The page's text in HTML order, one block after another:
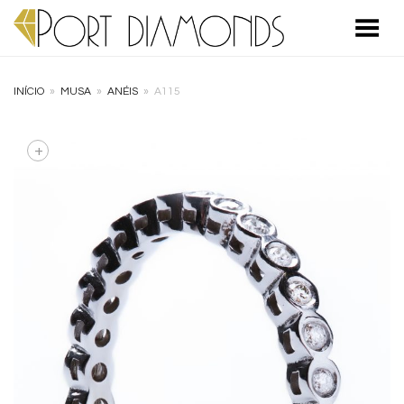
Toggle Menu
INÍCIO » MUSA » ANÉIS » A115
+